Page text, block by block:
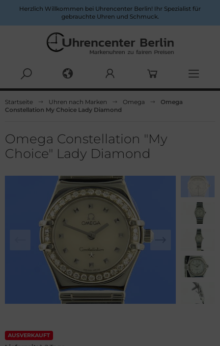
Herzlich Willkommen bei Uhrencenter Berlin! Ihr Spezialist für
gebrauchte Uhren und Schmuck.
Startseite Uhren nach Marken Omega
Omega
Constellation My Choice Lady Diamond
Omega Constellation "My
Choice" Lady Diamond
AUSVERKAUFT
Alles anzeigen aus Herrenuhren
& Mercier
Alles anzeigen aus Damenuhren
Söhnle
Lacroix